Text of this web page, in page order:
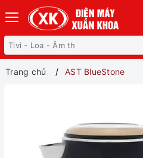
Trang chủ AST BlueStone